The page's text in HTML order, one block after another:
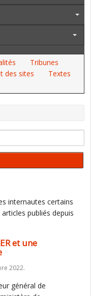
Tribunes
des sites
Textes
internautes certains
publiés depuis
et une
2022.
général de